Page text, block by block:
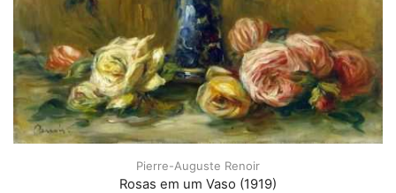
Pierre-Auguste Renoir
Rosas em um Vaso (1919)